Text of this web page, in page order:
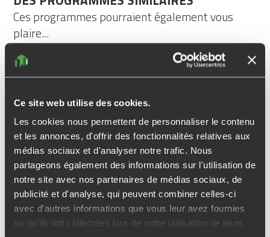
Ce site web utilise des cookies.
Les cookies nous permettent de personnaliser le contenu
et les annonces, d'offrir des fonctionnalités relatives aux
médias sociaux et d'analyser notre trafic. Nous
partageons également des informations sur l'utilisation de
notre site avec nos partenaires de médias sociaux, de
publicité et d'analyse, qui peuvent combiner celles-ci
avec d'autres informations que vous leur avez fournies
ou qu'ils ont collectées lors de votre utilisation de leurs
Ces programmes pourraient également vous
plaire...